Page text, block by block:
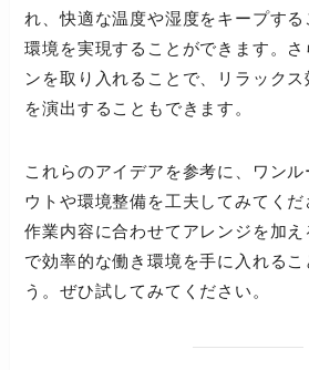
れ、快適な温度や湿度をキープす
環境を実現することができます。
ンを取り入れることで、リラック
を演出することもできます。
これらのアイデアを参考に、ワン
ウトや環境整備を工夫してみてく
作業内容に合わせてアレンジを加
で効率的な働き環境を手に入れるこ
う。ぜひ試してみてください。